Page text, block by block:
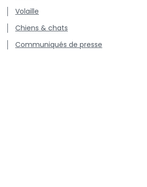
Volaille
Chiens & chats
Communiqués de presse